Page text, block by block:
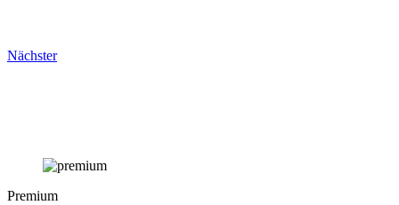
Nächster
Premium